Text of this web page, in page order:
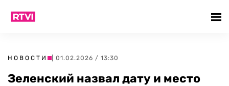
НОВОСТИ | 01.02.2026 / 13:30
Зеленский назвал дату и место